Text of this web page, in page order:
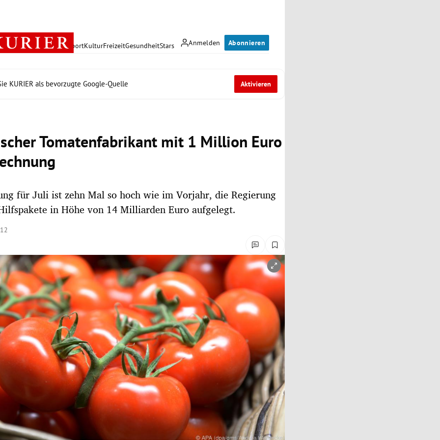
Anmelden Abonnieren
PolitikWirtschaft SportKulturFreizeitGesundheitStars
KURIER als bevorzugte Google-Quelle Aktivieren
Tomatenfabrikant mit 1 Million Euro
für Juli ist zehn Mal so hoch wie im Vorjahr, die Regierung
in Höhe von 14 Milliarden Euro aufgelegt.
öffnen/schließen